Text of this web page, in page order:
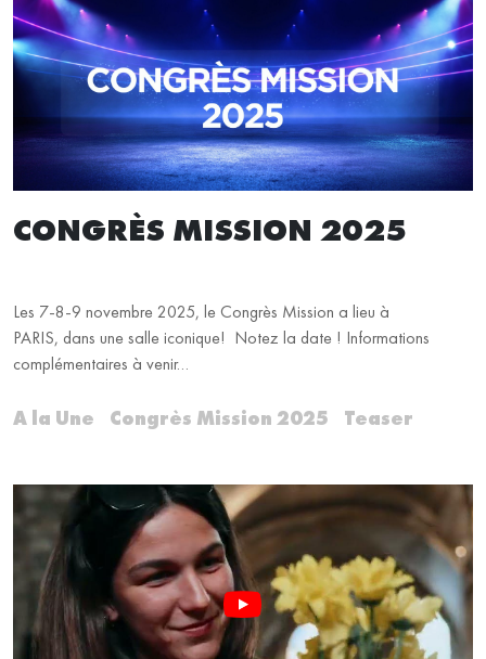
CONGRÈS MISSION 2025
Les 7-8-9 novembre 2025, le Congrès Mission a lieu à
PARIS, dans une salle iconique! Notez la date ! Informations
complémentaires à venir…
A la Une Congrès Mission 2025 Teaser